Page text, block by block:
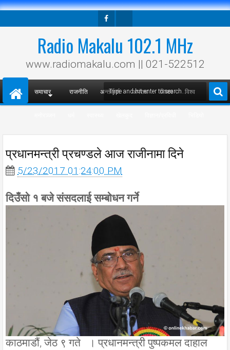
Radio Makalu 102.1 MHz
www.radiomakalu.com || 021-522512
समाचार राजनीति अन्तर्वार्ता अपराध विचार विश्व
प्रधानमन्त्री प्रचण्डले आज राजीनामा दिने
5/23/2017 01:24:00 PM
दिउँसो १ बजे संसदलाई सम्बोधन गर्ने
काठमाडौं, जेठ ९ गते । प्रधानमन्त्री पुष्पकमल दाहाल